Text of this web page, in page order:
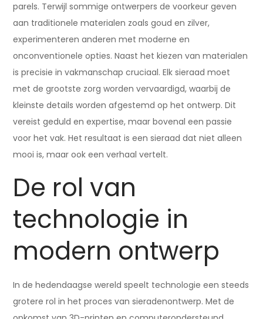
parels. Terwijl sommige ontwerpers de voorkeur geven
aan traditionele materialen zoals goud en zilver,
experimenteren anderen met moderne en
onconventionele opties. Naast het kiezen van materialen
is precisie in vakmanschap cruciaal. Elk sieraad moet
met de grootste zorg worden vervaardigd, waarbij de
kleinste details worden afgestemd op het ontwerp. Dit
vereist geduld en expertise, maar bovenal een passie
voor het vak. Het resultaat is een sieraad dat niet alleen
mooi is, maar ook een verhaal vertelt.
De rol van
technologie in
modern ontwerp
In de hedendaagse wereld speelt technologie een steeds
grotere rol in het proces van sieradenontwerp. Met de